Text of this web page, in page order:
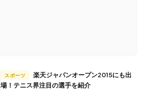
スポーツ
場！テニス界注目の選手を紹介